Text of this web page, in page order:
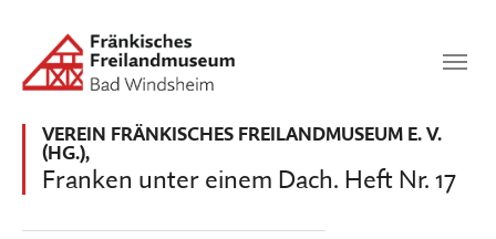
SUCHEN
Franken unter einem Dach. Heft Nr. 17
VEREIN FRÄNKISCHES FREILANDMUSEUM E. V.
(HG.),